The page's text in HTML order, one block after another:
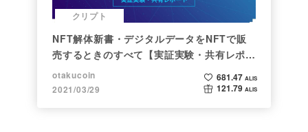
クリプト
NFT解体新書・デジタルデータをNFTで販
売するときのすべて【実証実験・共有レポー
ト】
otakucoin
2021/03/29
681.47 ALIS
121.79 ALIS